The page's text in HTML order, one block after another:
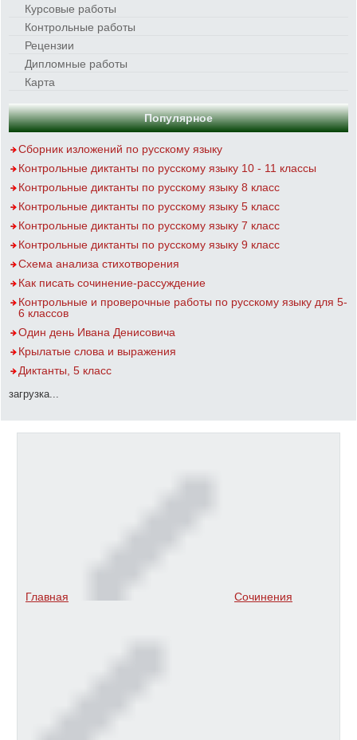
Курсовые работы
Контрольные работы
Рецензии
Дипломные работы
Карта
Популярное
Сборник изложений по русскому языку
Контрольные диктанты по русскому языку 10 - 11 классы
Контрольные диктанты по русскому языку 8 класс
Контрольные диктанты по русскому языку 5 класс
Контрольные диктанты по русскому языку 7 класс
Контрольные диктанты по русскому языку 9 класс
Схема анализа стихотворения
Как писать сочинение-рассуждение
Контрольные и проверочные работы по русскому языку для 5-
6 классов
Один день Ивана Денисовича
Крылатые слова и выражения
Диктанты, 5 класс
загрузка...
Главная Сочинения